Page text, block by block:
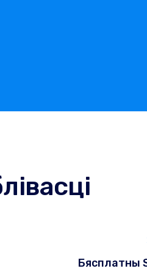
Бясплатны